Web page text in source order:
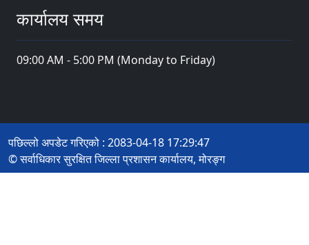
कार्यालय समय
09:00 AM - 5:00 PM (Monday to Friday)
पछिल्लो अपडेट गरिएको : 2083-04-18 17:29:47
© सर्वाधिकार सुरक्षित जिल्ला प्रशासन कार्यालय, मोरङ्ग